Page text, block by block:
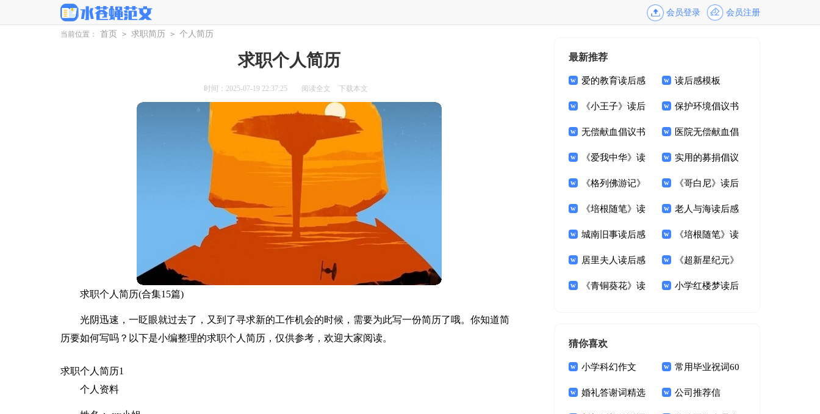
会员登录 会员注册
当前位置： 首页 > 求职简历 > 个人简历
求职个人简历
时间：2025-07-19 22:37:25 阅读全文 下载本文
求职个人简历(合集15篇)
光阴迅速，一眨眼就过去了，又到了寻求新的工作机会的时候，需要为此写一份简历了哦。你知道简
历要如何写吗？以下是小编整理的求职个人简历，仅供参考，欢迎大家阅读。
求职个人简历1
个人资料
最新推荐
爱的教育读后感
通用15篇
读后感模板
《小王子》读后
感集合15篇
保护环境倡议书
模板
无偿献血倡议书
范文6篇
医院无偿献血倡
议书范文六篇
《爱我中华》读
后感
实用的募捐倡议
书范文九篇
《格列佛游记》
读后感(15篇)
《哥白尼》读后
感
《培根随笔》读
后感(15篇)
老人与海读后感
精选15篇
城南旧事读后感
800字大全
《培根随笔》读
后感15篇
居里夫人读后感
400字
《超新星纪元》
读后感
《青铜葵花》读 小学红楼梦读后
猜你喜欢
小学科幻作文 常用毕业祝词60
句
婚礼答谢词精选 公司推荐信